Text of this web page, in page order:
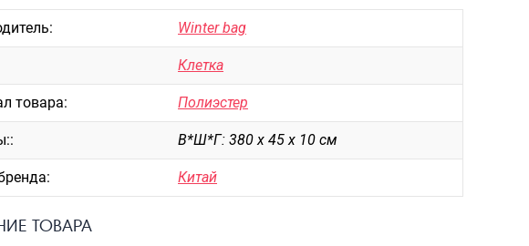
Сумки пляжные
Сумки для ноутбуков
Сумки детские
Рюкзаки городские
Winter bag
Клетка
товара: Полиэстер
В*Ш*Г: 380 х 45 х 10 см
Китай
ТОВАРА